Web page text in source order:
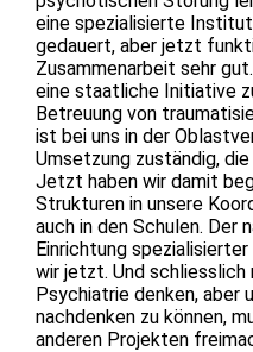
eine spezialisierte
gedauert, aber jetzt
Zusammenarbeit sehr
eine staatliche Initiative
Betreuung von
ist bei uns in der
Umsetzung zuständig,
Jetzt haben wir damit
Strukturen in unsere
auch in den Schulen. Der
Einrichtung
wir jetzt. Und schliesslich
Psychiatrie denken, aber
nachdenken zu können,
anderen Projekten